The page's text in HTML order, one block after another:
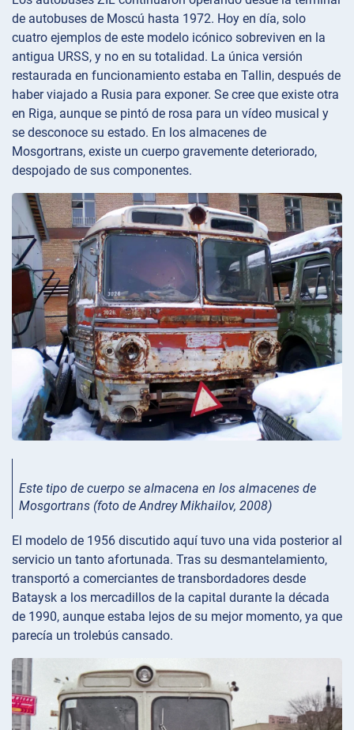
de autobuses de Moscú hasta 1972. Hoy en día, solo
cuatro ejemplos de este modelo icónico sobreviven en la
antigua URSS, y no en su totalidad. La única versión
restaurada en funcionamiento estaba en Tallin, después de
haber viajado a Rusia para exponer. Se cree que existe otra
en Riga, aunque se pintó de rosa para un vídeo musical y
se desconoce su estado. En los almacenes de
Mosgortrans, existe un cuerpo gravemente deteriorado,
despojado de sus componentes.
Este tipo de cuerpo se almacena en los almacenes de
Mosgortrans (foto de Andrey Mikhailov, 2008)
El modelo de 1956 discutido aquí tuvo una vida posterior al
servicio un tanto afortunada. Tras su desmantelamiento,
transportó a comerciantes de transbordadores desde
Bataysk a los mercadillos de la capital durante la década
de 1990, aunque estaba lejos de su mejor momento, ya que
parecía un trolebús cansado.